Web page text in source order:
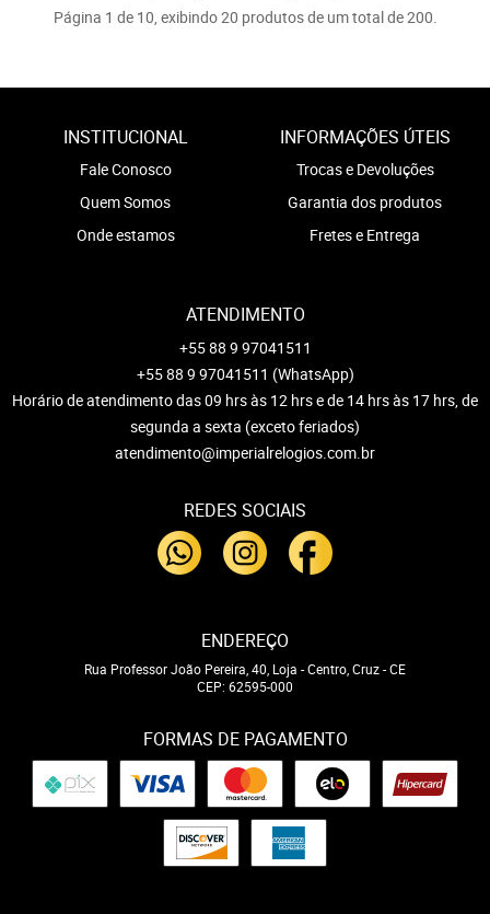
Página 1 de 10, exibindo 20 produtos de um total de 200.
INSTITUCIONAL
Fale Conosco
Quem Somos
Onde estamos
INFORMAÇÕES ÚTEIS
Trocas e Devoluções
Garantia dos produtos
Fretes e Entrega
ATENDIMENTO
+55 88 9 97041511
+55 88 9 97041511 (WhatsApp)
Horário de atendimento das 09 hrs às 12 hrs e de 14 hrs às 17 hrs, de
segunda a sexta (exceto feriados)
atendimento@imperialrelogios.com.br
REDES SOCIAIS
ENDEREÇO
Rua Professor João Pereira, 40, Loja -Centro, Cruz-CE
CEP: 62595-000
FORMAS DE PAGAMENTO